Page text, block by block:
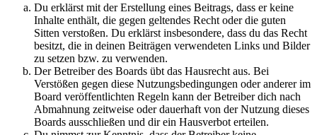
Du erklärst mit der Erstellung eines Beitrags, dass er keine
Inhalte enthält, die gegen geltendes Recht oder die guten
Sitten verstoßen. Du erklärst insbesondere, dass du das Recht
besitzt, die in deinen Beiträgen verwendeten Links und Bilder
zu setzen bzw. zu verwenden.
Der Betreiber des Boards übt das Hausrecht aus. Bei
Verstößen gegen diese Nutzungsbedingungen oder anderer im
Board veröffentlichten Regeln kann der Betreiber dich nach
Abmahnung zeitweise oder dauerhaft von der Nutzung dieses
Boards ausschließen und dir ein Hausverbot erteilen.